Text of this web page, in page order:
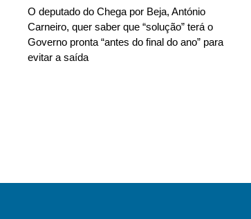
O deputado do Chega por Beja, António
Carneiro, quer saber que “solução” terá o
Governo pronta “antes do final do ano” para
evitar a saída